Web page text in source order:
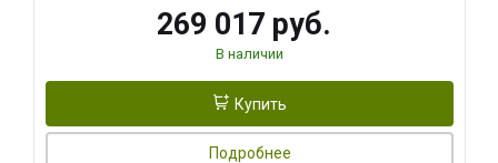
269 017 руб.
В наличии
Купить
Подробнее